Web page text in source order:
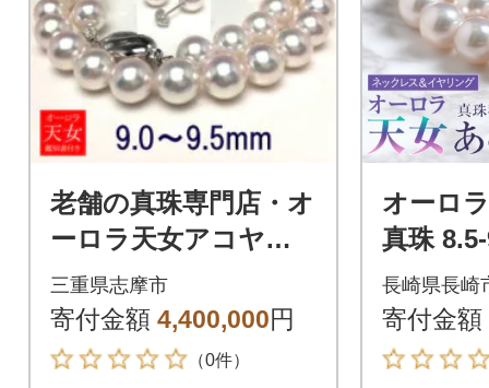
老舗の真珠専門店・オ
ーロラ天女アコヤ真
珠ネックレス・ピア
スセット 9.0～9.5ミ
リ
三重県志摩市
寄付金額 4,400,000円
（0件）
オーロ
真珠
クレス
ット パ
書付
長崎県長崎
寄付金額